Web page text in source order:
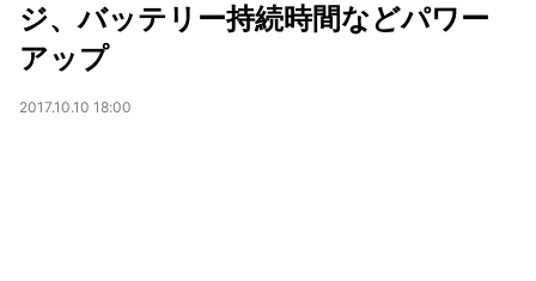
ジ、バッテリー持続時間などパワー
アップ
2017.10.10 18:00